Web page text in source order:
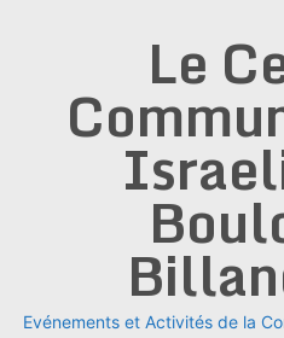
Le
Evénements et Activités de la